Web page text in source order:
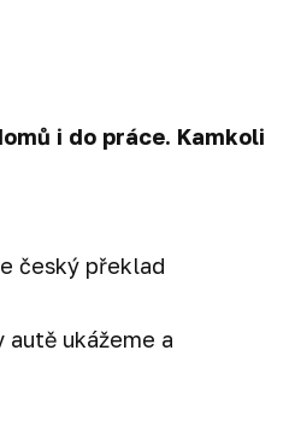
i do práce. Kamkoli
český překlad
autě ukážeme a